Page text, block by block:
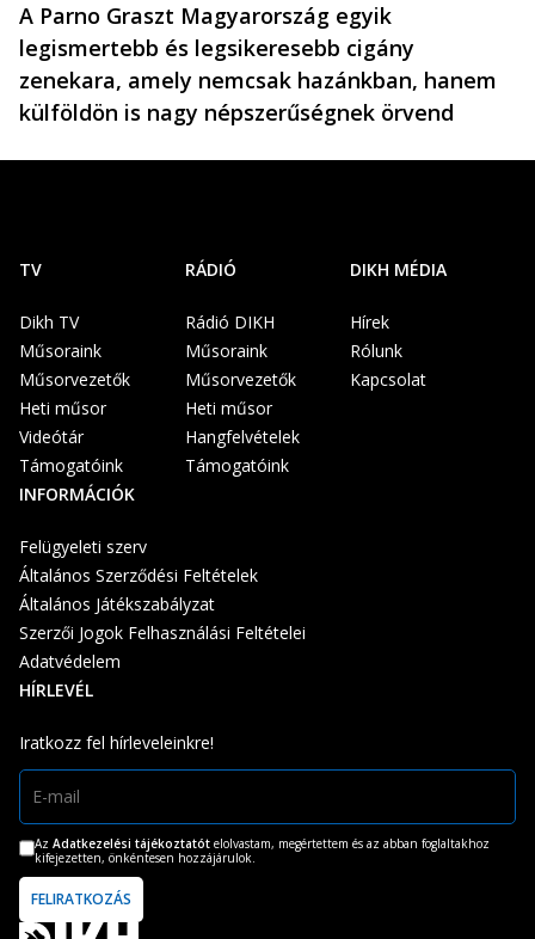
A Parno Graszt Magyarország egyik
legismertebb és legsikeresebb cigány
zenekara, amely nemcsak hazánkban, hanem
külföldön is nagy népszerűségnek örvend
TV
Dikh TV
Műsoraink
Műsorvezetők
Heti műsor
Videótár
Támogatóink
RÁDIÓ
Rádió DIKH
Műsoraink
Műsorvezetők
Heti műsor
Hangfelvételek
Támogatóink
DIKH MÉDIA
Hírek
Rólunk
Kapcsolat
INFORMÁCIÓK
Felügyeleti szerv
Általános Szerződési Feltételek
Általános Játékszabályzat
Szerzői Jogok Felhasználási Feltételei
Adatvédelem
HÍRLEVÉL
Iratkozz fel hírleveleinkre!
Az Adatkezelési tájékoztatót elolvastam, megértettem és az abban foglaltakhoz
kifejezetten, önkéntesen hozzájárulok.